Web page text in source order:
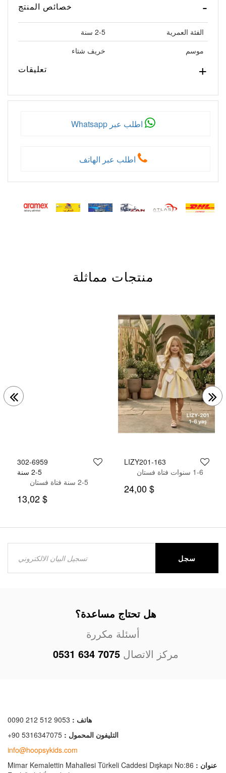
خصائص المنتج
الفئة العمرية
2-5 سنة
موسم
خريف شتاء
تعليقات
اطلب عبر Whatsapp
اطلب عبر الهاتف
منتجات مماثلة
163-LIZY201
1-6 سنوات فتاة فستان
$ 24,00
302-6959
2-5 سنة
2-5 سنة فتاة فستان
$ 13,02
سجل
هل تحتاج مساعدة؟
أسئلة مكررة
مركز الاتصال 0531 634 7075
هاتف : 0090 212 512 9053
التليفون المحمول : +90 5316347075
info@hoopsykids.com
عنوان : Mimar Kemalettin Mahallesi Türkeli Caddesi Dışkapı No:86